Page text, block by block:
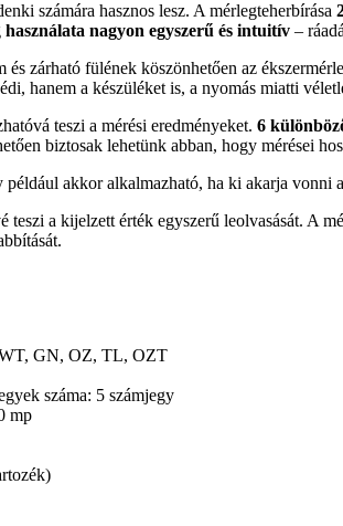
számára hasznos lesz. A mérlegteherbírása
használata nagyon egyszerű és intuitív –
zárható fülének köszönhetően az
hanem a készüléket is, a nyomás miatti
teszi a mérési eredményeket. 6
biztosak lehetünk abban, hogy mérései
például akkor alkalmazható, ha ki akarja vonni
teszi a kijelzett érték egyszerű leolvasását. A
GN, OZ, TL, OZT
száma: 5 számjegy
mp